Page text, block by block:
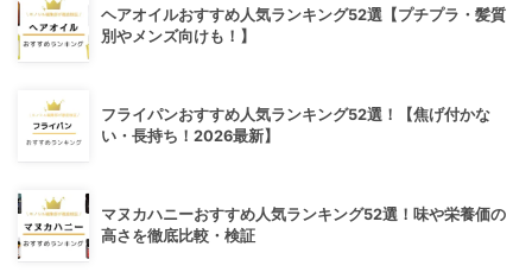
ヘアオイルおすすめ人気ランキング52選【プチプラ・髪質
別やメンズ向けも！】
フライパンおすすめ人気ランキング52選！【焦げ付かな
い・長持ち！2026最新】
マヌカハニーおすすめ人気ランキング52選！味や栄養価の
高さを徹底比較・検証